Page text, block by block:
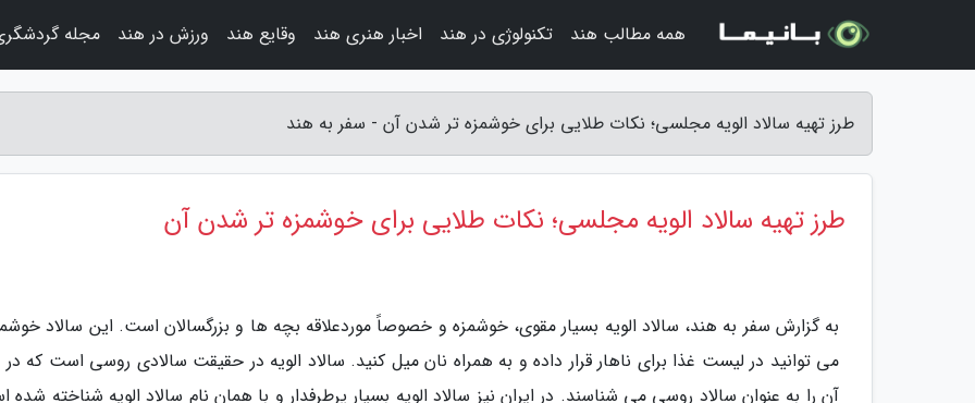
طرز تهیه سالاد الویه مجلسی؛ نکات طلایی برای خوشمزه تر شدن آن - سفر به هند
طرز تهیه سالاد الویه مجلسی؛ نکات طلایی برای خوشمزه تر شدن آن
به گزارش سفر به هند، سالاد الویه بسیار مقوی، خوشمزه و خصوصاً موردعلاقه بچه ها و بزرگسالان است. این سالاد
می توانید در لیست غذا برای ناهار قرار داده و به همراه نان میل کنید. سالاد الویه در حقیقت سالادی روسی است که در
آن را به عنوان سالاد روسی می شناسند. در ایران نیز سالاد الویه بسیار پرطرفدار و با همان نام سالاد الویه شناخته
همه مطالب هند تکنولوژی در هند اخبار هنری هند وقایع هند ورزش در هند مجله